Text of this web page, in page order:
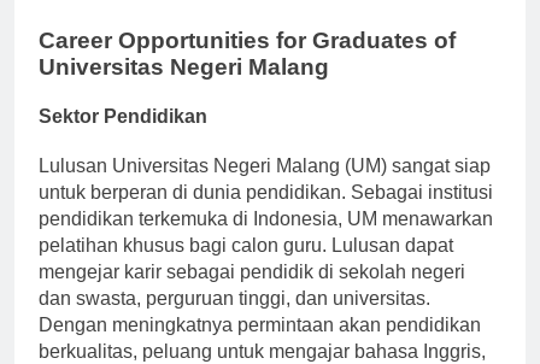
Career Opportunities for Graduates of
Universitas Negeri Malang
Sektor Pendidikan
Lulusan Universitas Negeri Malang (UM) sangat siap
untuk berperan di dunia pendidikan. Sebagai institusi
pendidikan terkemuka di Indonesia, UM menawarkan
pelatihan khusus bagi calon guru. Lulusan dapat
mengejar karir sebagai pendidik di sekolah negeri
dan swasta, perguruan tinggi, dan universitas.
Dengan meningkatnya permintaan akan pendidikan
berkualitas, peluang untuk mengajar bahasa Inggris,